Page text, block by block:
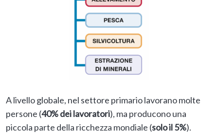
A livello globale, nel settore primariolavorano molte
persone (40% dei lavoratori), ma producono una
piccola parte della ricchezza mondiale (solo il5%).